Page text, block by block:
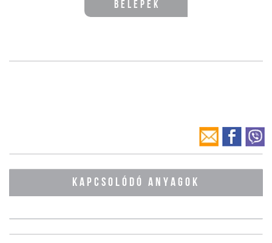
Belépek
KAPCSOLÓDÓ ANYAGOK